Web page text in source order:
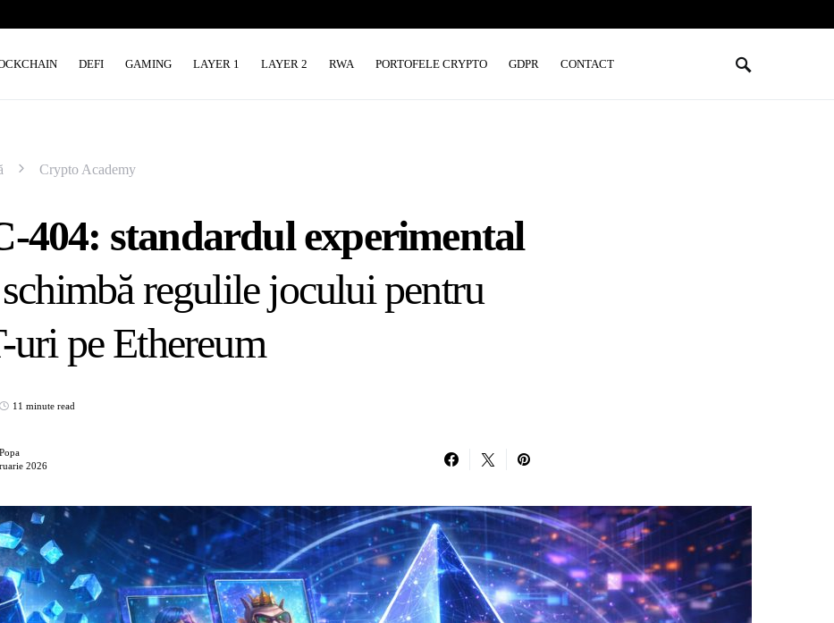
DEFI GAMING LAYER 1 LAYER 2 RWA PORTOFELE CRYPTO GDPR CONTACT
Crypto Academy
404: standardul experimental
regulile jocului pentru
uri pe Ethereum
11 minute read
2026